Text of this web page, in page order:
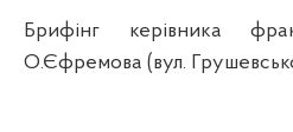
Брифінг керівника
О.Єфремова (вул.